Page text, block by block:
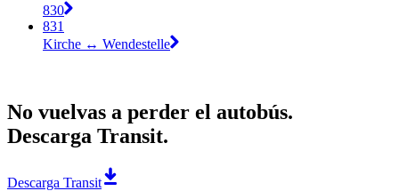
830
831
Kirche ↔︎ Wendestelle
No vuelvas a perder el autobús.
Descarga Transit.
Descarga Transit